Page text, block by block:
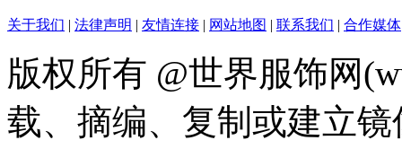
关于我们 | 法律声明 | 友情连接 | 网站地图 | 联系我们 | 合作媒体
版权所有 @世界服饰网
载、摘编、复制或建立